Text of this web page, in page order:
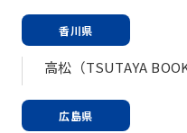
香川県
高松（TSUTAYA
広島県